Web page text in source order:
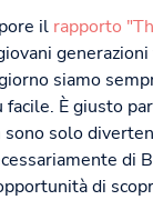
il rapporto
siamo
È giusto
solo
di